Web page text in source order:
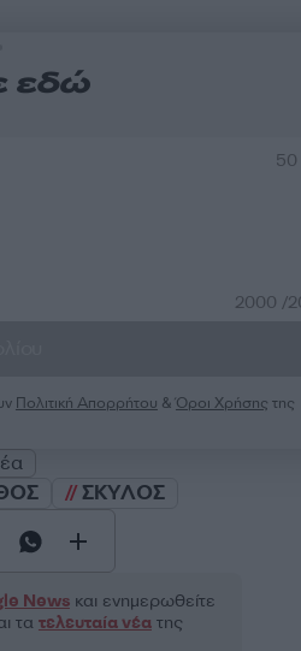
εδώ
2000 /
Πολιτική Απορρήτου &Όροι Χρήσης της
ΣΚΥΛΟΣ
Newsκαι ενημερωθείτε
τα τελευταία νέατης